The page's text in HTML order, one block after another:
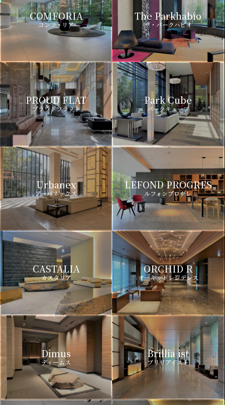
COMFORIA
コンフォリア
The Parkhabio
ザ・パークハビオ
PROUD FLAT
プラウドフラット
Park Cube
パークキューブ
Urbanex
アーバネックス
LEFOND PROGRES
ルフォンプログレ
CASTALIA
カスタリア
ORCHID R
オーキッドレジデンス
Dimus
ディームス
Brillia ist
ブリリアイスト